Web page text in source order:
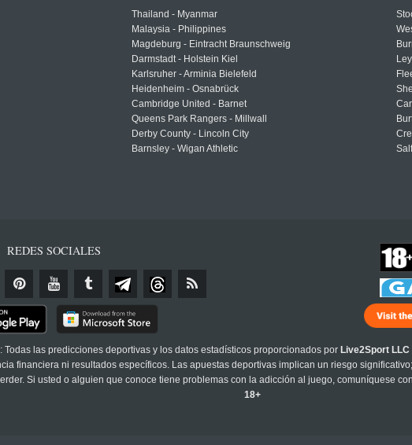
Thailand - Myanmar
Malaysia - Philippines
Magdeburg - Eintracht Braunschweig
Darmstadt - Holstein Kiel
Karlsruher - Arminia Bielefeld
Heidenheim - Osnabrück
Cambridge United - Barnet
Queens Park Rangers - Millwall
Derby County - Lincoln City
Barnsley - Wigan Athletic
REDES SOCIALES
: Todas las predicciones deportivas y los datos estadísticos proporcionados por Live2Sport LLC
financiera ni resultados específicos. Las apuestas deportivas implican un riesgo
Si usted o alguien que conoce tiene problemas con la adicción al juego, comuníquese
18+